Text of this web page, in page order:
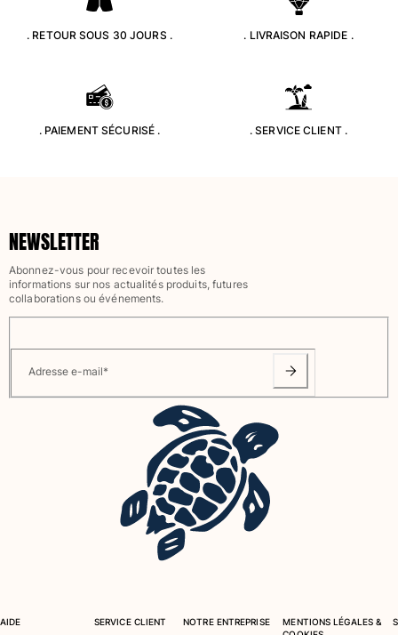
Tous les articles
Prêt-à-porter
Combinaisons
Accessoires
Casquettes
Serviettes de plage et paréos
Serviettes de plage
Serviettes de plage fouta
. RETOUR SOUS 30 JOURS . . LIVRAISON RAPIDE .
. PAIEMENT SÉCURISÉ . . SERVICE CLIENT .
NEWSLETTER
Abonnez-vous pour recevoir toutes les
informations sur nos actualités produits, futures
collaborations ou événements.
Adresse e-mail*
AIDE SERVICE CLIENT NOTRE ENTREPRISE
MENTIONS LÉGALES &